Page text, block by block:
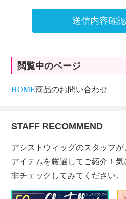
送信内容確
閲覧中のページ
HOME商品のお問い合わせ
STAFF RECOMMEND
アシストウィッグのスタッフ
アイテムを厳選してご紹介！
非チェックしてみてください。